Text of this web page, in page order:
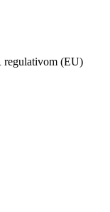
regulativom (EU)